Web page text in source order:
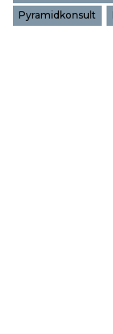
Pyramidkonsult